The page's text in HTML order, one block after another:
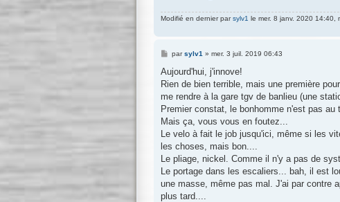
Modifié en dernier parsylv1 le mer. 8 janv. 2020 14:40,
M
s
s
a
g
parsylv1 » mer. 3 juil. 2019 06:43
Aujourd'hui, j'innove!
Rien de bien terrible, mais une première
me rendre à la gare tgv de banlieu (une
Premier constat, le bonhomme n'est pas au
Mais ça, vous vous en foutez...
Le velo à fait le job jusqu'ici, même si les
les choses, mais bon....
Le pliage, nickel. Comme il n'y a pas de
Le portage dans les escaliers... bah, il est
une masse, même pas mal. J'ai par contre
plus tard....